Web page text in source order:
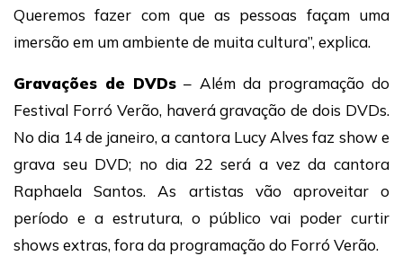
Queremos fazer com que as pessoas façam uma
imersão em um ambiente de muita cultura”, explica.
Gravações de DVDs – Além da programação do
Festival Forró Verão, haverá gravação de dois DVDs.
No dia 14 de janeiro, a cantora Lucy Alves faz show e
grava seu DVD; no dia 22 será a vez da cantora
Raphaela Santos. As artistas vão aproveitar o
período e a estrutura, o público vai poder curtir
shows extras, fora da programação do Forró Verão.